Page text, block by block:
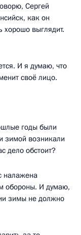
Сергей
как он
хорошо выглядит.
И я думаю, что
своё лицо.
годы были
зимой возникали
дело обстоит?
налажена
обороны. И думаю,
зимы не должно